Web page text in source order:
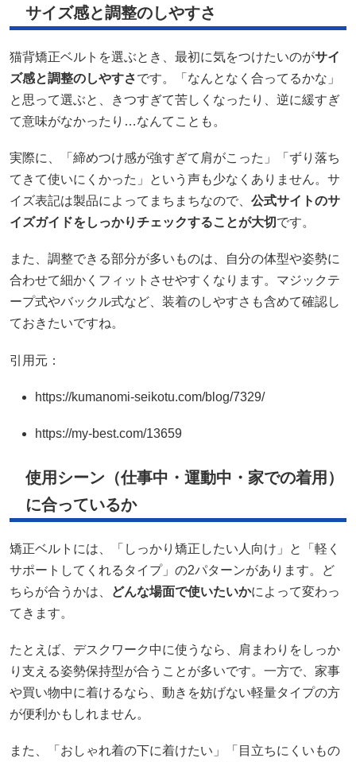
サイズ感と調整のしやすさ
猫背矯正ベルトを選ぶとき、最初に気をつけたいのがサイ
ズ感と調整のしやすさです。「なんとなく合ってるかな」
と思って選ぶと、きつすぎて苦しくなったり、逆に緩すぎ
て意味がなかったり…なんてことも。
実際に、「締めつけ感が強すぎて肩がこった」「ずり落ち
てきて使いにくかった」という声も少なくありません。サ
イズ表記は製品によってまちまちなので、 公式サイトのサ
イズガイドをしっかりチェックすることが大切 です。
また、調整できる部分が多いものは、自分の体型や姿勢に
合わせて細かくフィットさせやすくなります。マジックテ
ープ式やバックル式など、装着のしやすさも含めて確認し
ておきたいですね。
引用元：
https://kumanomi-seikotu.com/blog/7329/
https://my-best.com/13659
使用シーン（仕事中・運動中・家での着用）
に合っているか
矯正ベルトには、「しっかり矯正したい人向け」と「軽く
サポートしてくれるタイプ」の2パターンがあります。ど
ちらが合うかは、
どんな場面で使いたいかによって変わっ
てきます。
たとえば、デスクワーク中に使うなら、肩まわりをしっか
り支える姿勢保持型が合うことが多いです。一方で、家事
や買い物中に着けるなら、動きを妨げない軽量タイプの方
が便利かもしれません。
また、「おしゃれ着の下に着けたい」「目立ちにくいもの